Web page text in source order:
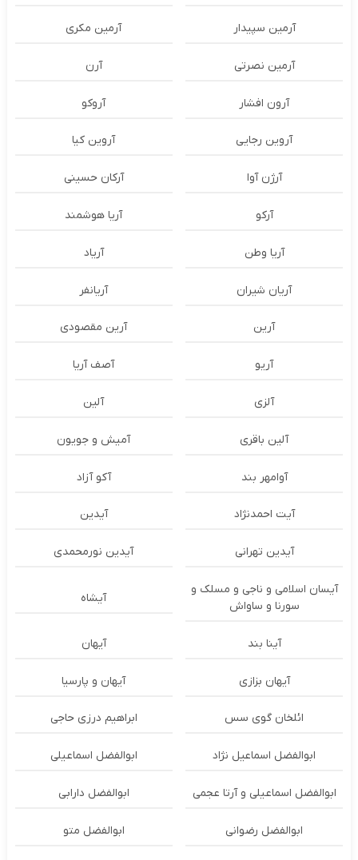
آرمین سپیدار آرمین مکری
آرمین نصرتی آرن
آرون افشار آروکو
آروین رجایی آروین کیا
آرژن آوا آرکان حسینی
آرکو آریا هوشمند
آریا وطن آریاد
آریان شیران آریانفر
آرین آرین مقصودی
آریو آصف آریا
آلزی آلین
آلین باقری آمیش و جویون
آوامهر بند آکو آزاد
آیت احمدنژاد آیدین
آیدین تهرانی آیدین نورمحمدی
آیسان اسلامی و ناجی و مسلک و
سورنا و ساواش
آیشاه
آینا بند آیهان
آیهان بزازی آیهان و پارسیا
ائلخان گوی سس ابراهیم درزی حاجی
ابوالفضل اسماعیل نژاد ابوالفضل اسماعیلی
ابوالفضل اسماعیلی و آرتا عجمی ابوالفضل دارابی
ابوالفضل رضوانی ابوالفضل متو